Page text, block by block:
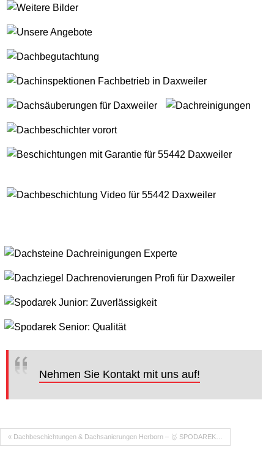
Nehmen Sie Kontakt mit uns auf!
« Dachbeschichtungen & Dachsanierungen Herborn – 🥇 SPODAREK…